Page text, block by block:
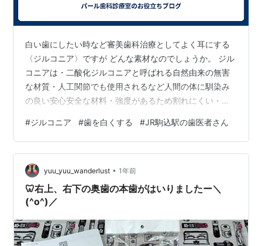
白い歯にしたい時など審美歯科治療としてよく耳にする
〈ジルコニア〉ですが どんな素材なのでしょうか。 ジル
コニアは・二酸化ジルコニアと呼ばれる自然由来の無害
な材質・人工関節でも使用されるなど人間の体に馴染み
の良い安心安全な材料・強度があるため割れにくい・金
ルギーの心配がない・重量が金属の約3分の１と軽量のた
めお口の中での違和感が少ない・汚れが付きにくい・変
色や劣化を起こしにくい・精度が高いため適合が良い・
透明感があるので天然歯のような仕上がりになるという
特性があります。審美性に優れ強度があり割れにくいの
で安心してしっかり噛むことができ、汚れも付き…
#ジルコニア #歯を白くする #JR駒込駅の歯医者さん
yuu_yuu_wanderlust • 1年前
🦷右上、右下の奥歯の本歯がはいりましたー＼
(^o^)／